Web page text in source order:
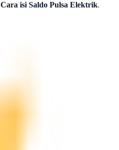
Cara isi Saldo Pulsa Elektrik.